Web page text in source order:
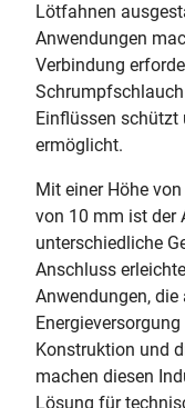
Lötfahnen
Anwendungen
Verbindung
Einflüssen schützt
ermöglicht.
Mit einer Höhe
von 10 mm ist der
unterschiedliche
Anschluss
Anwendungen,
Konstruktion und
machen diesen
Lösung für